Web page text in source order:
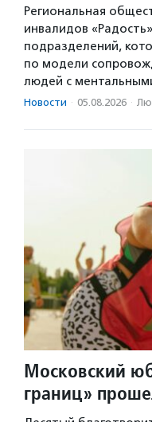
Региональная
инвалидов
подразделений,
по модели
людей с
Новости · 05.08.2026 ·
Московский
границ»